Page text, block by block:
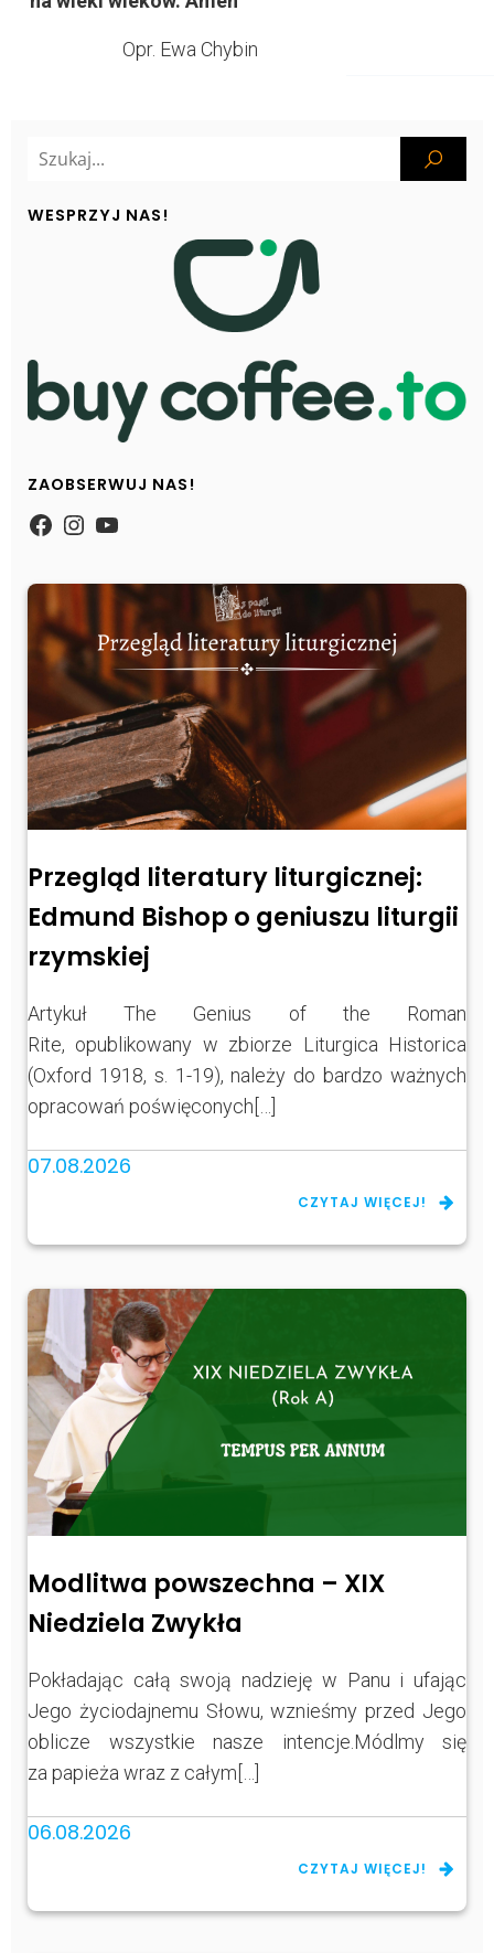
Opr. Ewa Chybin
WESPRZYJ NAS!
ZAOBSERWUJ NAS!
https://www.facebook.com/
Instagram
YouTube
Przegląd literatury liturgicznej:
Edmund Bishop o geniuszu liturgii
rzymskiej
Artykuł The Genius of the Roman
Rite, opublikowany w zbiorze Liturgica Historica
(Oxford 1918, s. 1-19), należy do bardzo ważnych
opracowań poświęconych[…]
07.08.2026
CZYTAJ WIĘCEJ!
Modlitwa powszechna – XIX
Niedziela Zwykła
Pokładając całą swoją nadzieję w Panu i ufając
Jego życiodajnemu Słowu, wznieśmy przed Jego
oblicze wszystkie nasze intencje.Módlmy się
za papieża wraz z całym[…]
06.08.2026
CZYTAJ WIĘCEJ!